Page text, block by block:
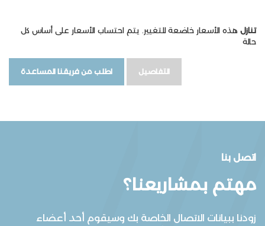
تنازل هذه الأسعار خاضعة للتغيير. يتم احتساب الأسعار على أساس كل
حالة
اطلب من فريقنا المساعدة التفاصيل
اتصل بنا
مهتم بمشاريعنا؟
زودنا ببيانات الاتصال الخاصة بك وسيقوم أحد أعضاء